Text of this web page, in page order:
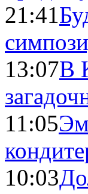
21:41
13:07В
11:05
10:03